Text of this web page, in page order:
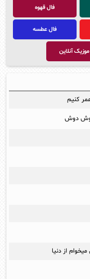
فال قهوه
فال عطسه
آنلاین
کنیم
دوش
از دنیا